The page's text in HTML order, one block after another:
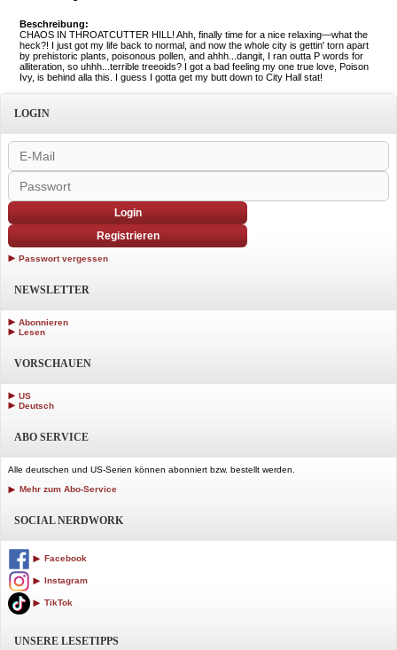
Beschreibung:
CHAOS IN THROATCUTTER HILL! Ahh, finally time for a nice relaxing—what the
heck?! I just got my life back to normal, and now the whole city is gettin' torn apart
by prehistoric plants, poisonous pollen, and ahhh...dangit, I ran outta P words for
alliteration, so uhhh...terrible treeoids? I got a bad feeling my one true love, Poison
Ivy, is behind alla this. I guess I gotta get my butt down to City Hall stat!
LOGIN
Login
Registrieren
Passwort vergessen
NEWSLETTER
Abonnieren
Lesen
VORSCHAUEN
US
Deutsch
ABO SERVICE
Alle deutschen und US-Serien können abonniert bzw. bestellt werden.
Mehr zum Abo-Service
SOCIAL NERDWORK
Facebook
Instagram
TikTok
UNSERE LESETIPPS